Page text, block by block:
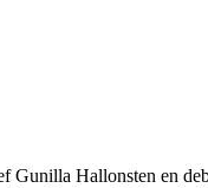
Hallonsten en